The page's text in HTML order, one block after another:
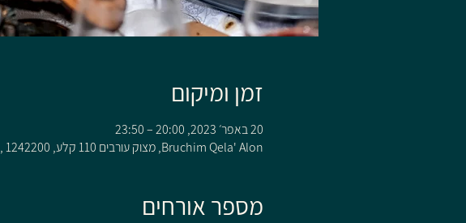
זמן ומיקום
20 באפר׳ 2023, 20:00 – 23:50
Bruchim Qela' Alon, מצוק עורבים 110 קלע, Bruchim Qela' Alon, 1242200
מספר אורחים